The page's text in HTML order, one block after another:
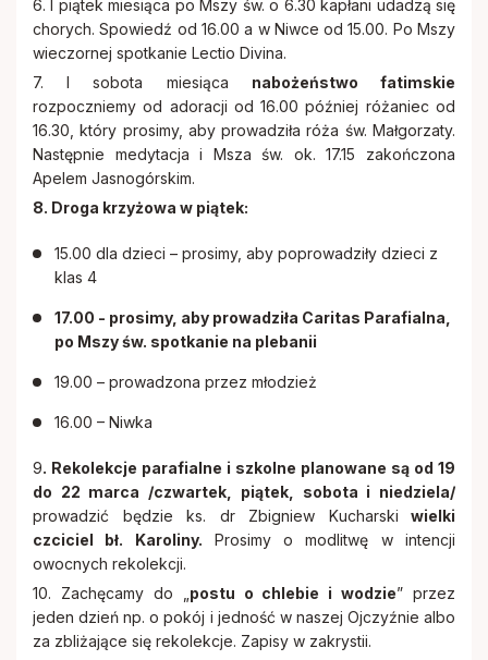
6. I piątek miesiąca po Mszy św. o 6.30 kapłani udadzą się
chorych. Spowiedź od 16.00 a w Niwce od 15.00. Po Mszy
wieczornej spotkanie Lectio Divina.
7. I sobota miesiąca nabożeństwo fatimskie
rozpoczniemy od adoracji od 16.00 później różaniec od
16.30, który prosimy, aby prowadziła róża św. Małgorzaty.
Następnie medytacja i Msza św. ok. 17.15 zakończona
Apelem Jasnogórskim.
8. Droga krzyżowa w piątek:
15.00 dla dzieci – prosimy, aby poprowadziły dzieci z
klas 4
17.00 - prosimy, aby prowadziła Caritas Parafialna,
po Mszy św. spotkanie na plebanii
19.00 – prowadzona przez młodzież
16.00 – Niwka
9. Rekolekcje parafialne i szkolne planowane są od 19
do 22 marca /czwartek, piątek, sobota i niedziela/
prowadzić będzie ks. dr Zbigniew Kucharski wielki
czciciel bł. Karoliny. Prosimy o modlitwę w intencji
owocnych rekolekcji.
10. Zachęcamy do „ postu o chlebie i wodzie” przez
jeden dzień np. o pokój i jedność w naszej Ojczyźnie albo
za zbliżające się rekolekcje. Zapisy w zakrystii.